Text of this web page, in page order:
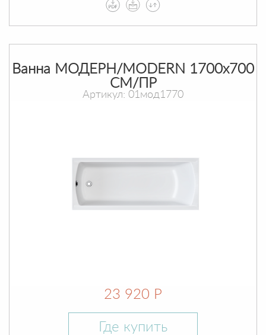
Ванна МОДЕРН/MODERN 1700х700
СМ/ПР
Артикул: 01мод1770
23 920 Р
Где купить